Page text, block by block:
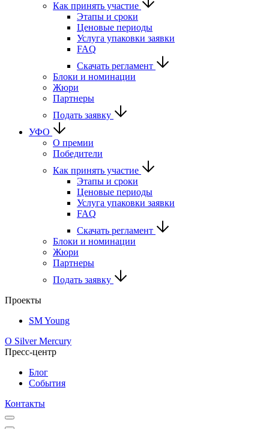
Как принять участие
Этапы и сроки
Ценовые периоды
Услуга упаковки заявки
FAQ
Скачать регламент
Блоки и номинации
Жюри
Партнеры
Подать заявку
УФО
О премии
Победители
Как принять участие
Этапы и сроки
Ценовые периоды
Услуга упаковки заявки
FAQ
Скачать регламент
Блоки и номинации
Жюри
Партнеры
Подать заявку
Проекты
SM Young
О Silver Mercury
Пресс-центр
Блог
События
Контакты